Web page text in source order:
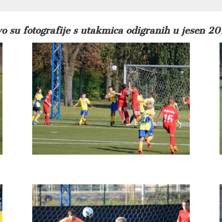
su fotografije s utakmica odigranih u jesen